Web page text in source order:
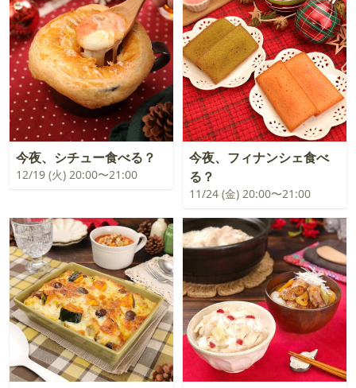
今夜、シチュー食べる？
12/19 (火) 20:00〜21:00
今夜、フィナンシェ食べ
る？
11/24 (金) 20:00〜21:00